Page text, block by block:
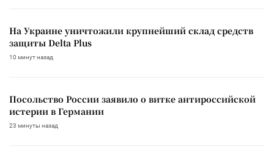
На Украине уничтожили крупнейший склад средств
защиты Delta Plus
10 минут назад
Посольство России заявило о витке антироссийской
истерии в Германии
23 минуты назад